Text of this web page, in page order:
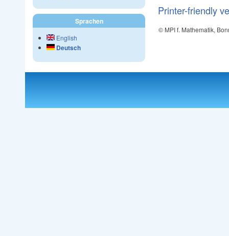
Printer-friendly
© MPI f. Mathematik,
Sprachen
English
Deutsch